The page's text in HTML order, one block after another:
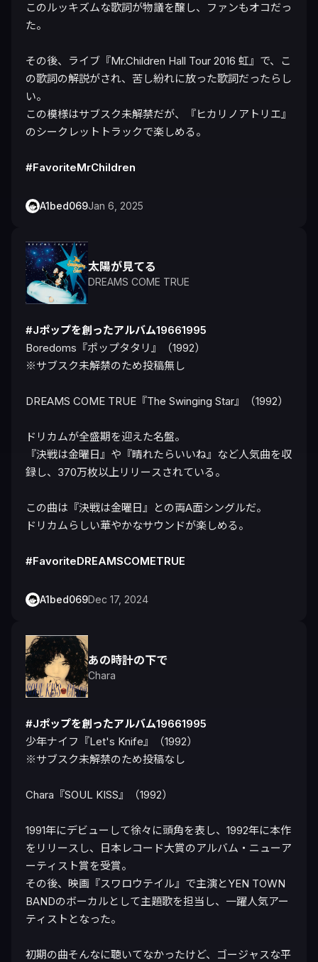
このルッキズムな歌詞が物議を醸し、ファンもオコだっ
た。
その後、ライブ『Mr.Children Hall Tour 2016 虹』で、こ
の歌詞の解説がされ、苦し紛れに放った歌詞だったらし
い。
この模様はサブスク未解禁だが、『ヒカリノアトリエ』
のシークレットトラックで楽しめる。
#FavoriteMrChildren
A1bed069Jan 6, 2025
太陽が見てる
DREAMS COME TRUE
#Jポップを創ったアルバム19661995
Boredoms『ポップタタリ』（1992）
※サブスク未解禁のため投稿無し
DREAMS COME TRUE『The Swinging Star』（1992）
ドリカムが全盛期を迎えた名盤。
『決戦は金曜日』や『晴れたらいいね』など人気曲を収
録し、370万枚以上リリースされている。
この曲は『決戦は金曜日』との両A面シングルだ。
ドリカムらしい華やかなサウンドが楽しめる。
#FavoriteDREAMSCOMETRUE
A1bed069Dec 17, 2024
あの時計の下で
Chara
#Jポップを創ったアルバム19661995
少年ナイフ『Let's Knife』（1992）
※サブスク未解禁のため投稿なし
Chara『SOUL KISS』（1992）
1991年にデビューして徐々に頭角を表し、1992年に本作
をリリースし、日本レコード大賞のアルバム・ニューア
ーティスト賞を受賞。
その後、映画『スワロウテイル』で主演とYEN TOWN
BANDのボーカルとして主題歌を担当し、一躍人気アー
ティストとなった。
初期の曲そんなに聴いてなかったけど、ゴージャスな平